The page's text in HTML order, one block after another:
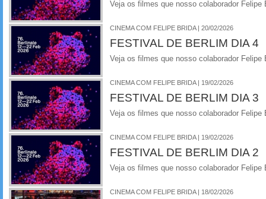
Veja os filmes que nosso colaborador
CINEMA COM FELIPE BRIDA | 20/02/2026
FESTIVAL DE BERLIM DIA 4
Veja os filmes que nosso colaborador
CINEMA COM FELIPE BRIDA | 19/02/2026
FESTIVAL DE BERLIM DIA 3
Veja os filmes que nosso colaborador
CINEMA COM FELIPE BRIDA | 19/02/2026
FESTIVAL DE BERLIM DIA 2
Veja os filmes que nosso colaborador
CINEMA COM FELIPE BRIDA | 18/02/2026